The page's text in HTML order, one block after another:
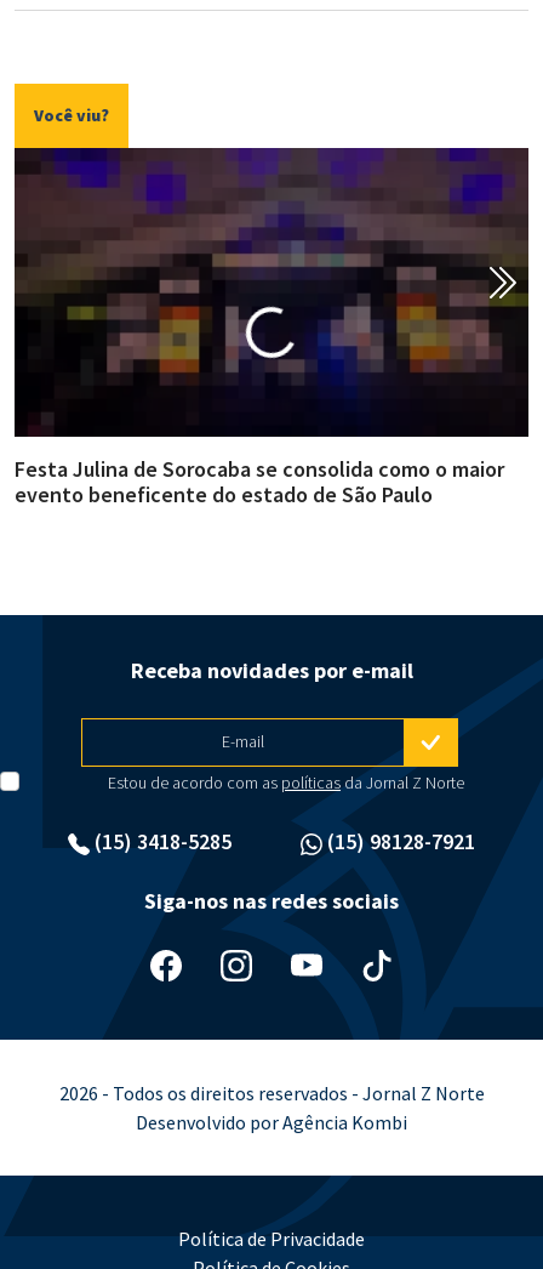
Você viu?
Festa Julina de Sorocaba se consolida como o maior
evento beneficente do estado de São Paulo
(15) 3418-5285 (15) 98128-7921
Receba novidades por e-mail
E-mail
Estou de acordo com as políticasda Jornal Z Norte
Siga-nos nas redes sociais
2026 - Todos os direitos reservados - Jornal Z Norte
Desenvolvido por Agência Kombi
Política de Privacidade